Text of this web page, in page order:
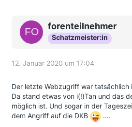
forenteilnehmer
Schatzmeister:in
12. Januar 2020 um 17:04
Der letzte Webzugriff war tatsächlich
Da stand etwas von i(!)Tan und das
möglich ist. Und sogar in der
dem Angriff auf die DKB
....